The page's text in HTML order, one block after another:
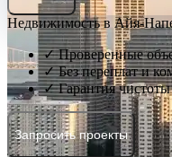
Недвижимость в Айя-
✓ Проверенные
✓ Без переплат и
✓ Гарантия
Запросить проекты